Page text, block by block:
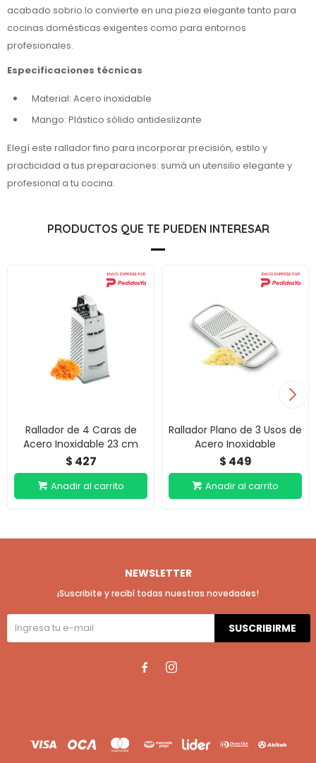
acabado sobrio lo convierte en una pieza elegante tanto para
cocinas domésticas exigentes como para entornos
profesionales.
Especificaciones técnicas
Material: Acero inoxidable
Mango: Plástico sólido antideslizante
Elegí este rallador fino para incorporar precisión, estilo y
practicidad a tus preparaciones: sumá un utensilio elegante y
profesional a tu cocina.
PRODUCTOS QUE TE PUEDEN INTERESAR
Rallador de 4 Caras de
Acero Inoxidable 23 cm
$ 427
Rallador Plano de 3 Usos de
Acero Inoxidable
$ 449
NEWSLETTER
¡Suscribite y recibí todas nuestras novedades!
SUSCRIBIRME
 